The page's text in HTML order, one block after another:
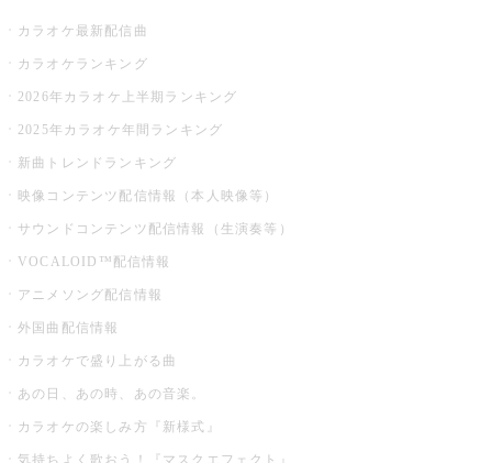
カラオケ最新配信曲
カラオケランキング
2026年カラオケ上半期ランキング
2025年カラオケ年間ランキング
新曲トレンドランキング
映像コンテンツ配信情報（本人映像等）
サウンドコンテンツ配信情報（生演奏等）
VOCALOID™配信情報
アニメソング配信情報
外国曲配信情報
カラオケで盛り上がる曲
あの日、あの時、あの音楽。
カラオケの楽しみ方『新様式』
気持ちよく歌おう！『マスクエフェクト』